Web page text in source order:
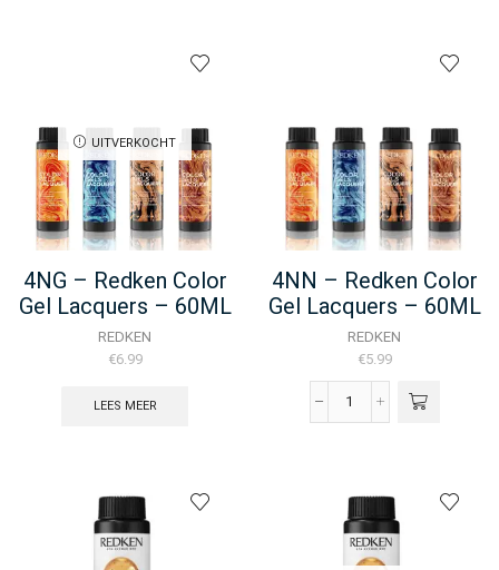
aantal
60ML
aantal
UITVERKOCHT
4NG – Redken Color
Gel Lacquers – 60ML
REDKEN
€6.99
LEES MEER
4NN – Redken Color
Gel Lacquers – 60ML
REDKEN
€5.99
4NN
Gel
Lacquers
-
60ML